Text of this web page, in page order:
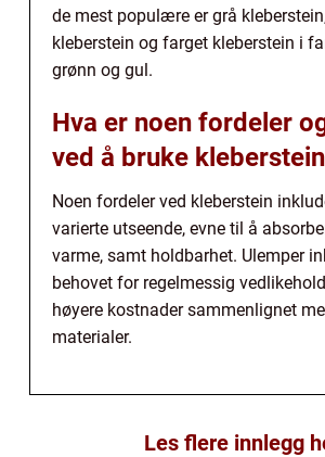
de mest populære er grå
kleberstein og farget kleberstein i
grønn og gul.
Hva er noen fordeler
ved å bruke
Noen fordeler ved kleberstein
varierte utseende, evne til å
varme, samt holdbarhet. Ulemper
behovet for regelmessig
høyere kostnader sammenlignet
materialer.
Les flere innlegg